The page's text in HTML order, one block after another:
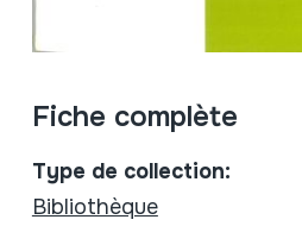
Fiche complète
Type de collection:
Bibliothèque